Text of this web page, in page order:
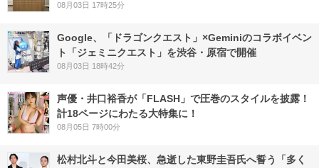
08月03日 17時25分
Google、「ドラゴンクエスト」×Geminiのコラボイベン
ト「ジェミニクエスト」を渋谷・原宿で開催
08月03日 18時42分
声優・井口裕香が「FLASH」で圧巻のスタイルを披露！
計18ページにわたる大特集に！
08月05日 7時00分
松村北斗と今田美桜、急逝した東野圭吾氏へ誓う「多く